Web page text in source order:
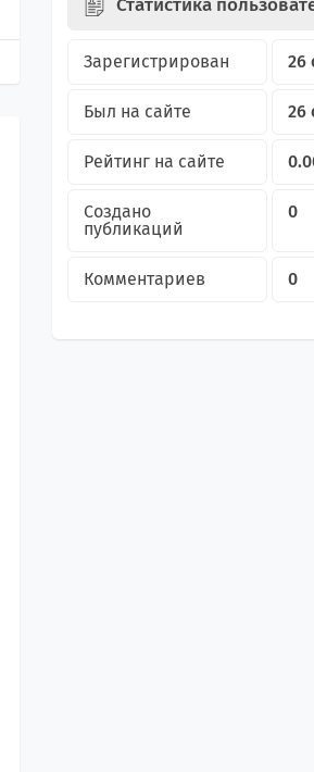
Статистика
Зарегистрирован 26
Был на сайте 26
Рейтинг на сайте
Создано
публикаций
0
Комментариев 0